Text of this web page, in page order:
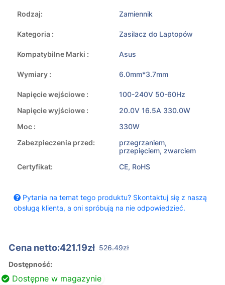
Rodzaj: Zamiennik
Kategoria : Zasilacz do Laptopów
Kompatybilne Marki : Asus
Wymiary : 6.0mm*3.7mm
Napięcie wejściowe :
100-240V 50-60Hz
Napięcie wyjściowe :
20.0V 16.5A 330.0W
Moc :
330W
Zabezpieczenia przed:
przegrzaniem,
przepięciem, zwarciem
Certyfikat:
CE, RoHS
Pytania na temat tego produktu? Skontaktuj się z naszą
obsługą klienta, a oni spróbują na nie odpowiedzieć.
Cena netto:421.19zł 526.49zł
Dostępność:
Dostępne w magazynie